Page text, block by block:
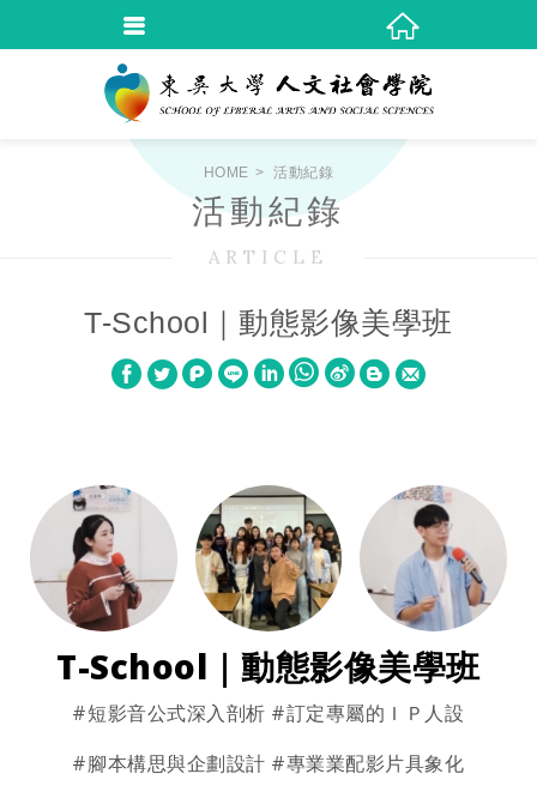
HOME 活動紀錄
活動紀錄
ARTICLE
T-School｜動態影像美學班
t
s
A
p
p
W
b
o
T-School｜動態影像美學班
#短影⾳公式深⼊剖析 #訂定專屬的ＩＰ⼈設
#腳本構思與企劃設計 #專業業配影⽚具象化